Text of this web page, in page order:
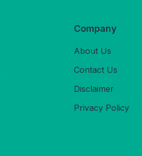
Company
About Us
Contact Us
Disclaimer
Privacy Policy